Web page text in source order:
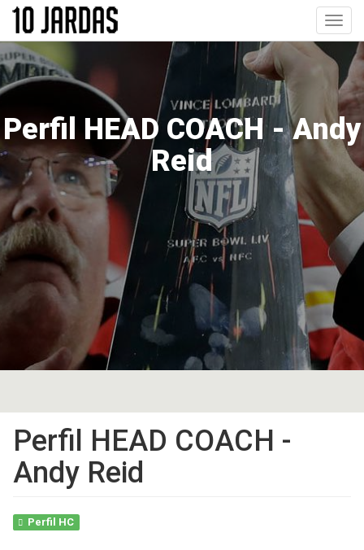
Pular
o
conteúdo
principal
Perfil HEAD COACH - Andy
Reid
Perfil HEAD COACH -
Andy Reid
Perfil HC